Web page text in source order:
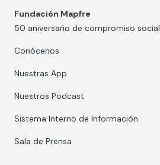
Fundación Mapfre
50 aniversario de compromiso social
Conócenos
Nuestras App
Nuestros Podcast
Sistema Interno de Información
Sala de Prensa